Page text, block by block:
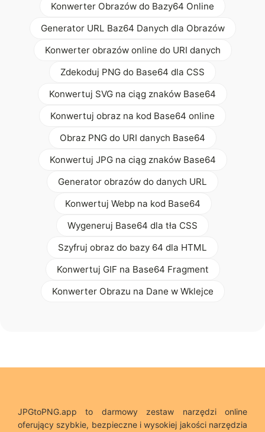
Konwerter Obrazów do Bazy64 Online
Generator URL Baz64 Danych dla Obrazów
Konwerter obrazów online do URI danych
Zdekoduj PNG do Base64 dla CSS
Konwertuj SVG na ciąg znaków Base64
Konwertuj obraz na kod Base64 online
Obraz PNG do URI danych Base64
Konwertuj JPG na ciąg znaków Base64
Generator obrazów do danych URL
Konwertuj Webp na kod Base64
Wygeneruj Base64 dla tła CSS
Szyfruj obraz do bazy 64 dla HTML
Konwertuj GIF na Base64 Fragment
Konwerter Obrazu na Dane w Wklejce
JPGtoPNG.app to darmowy zestaw narzędzi online
oferujący szybkie, bezpieczne i wysokiej jakości narzędzia